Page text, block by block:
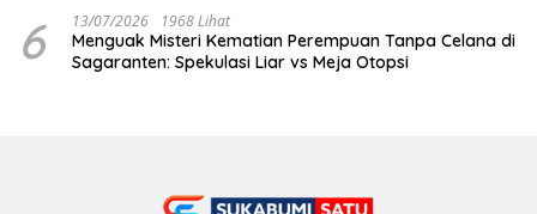
6 13/07/2026 1968 Lihat
Menguak Misteri Kematian Perempuan Tanpa Celana di
Sagaranten: Spekulasi Liar vs Meja Otopsi